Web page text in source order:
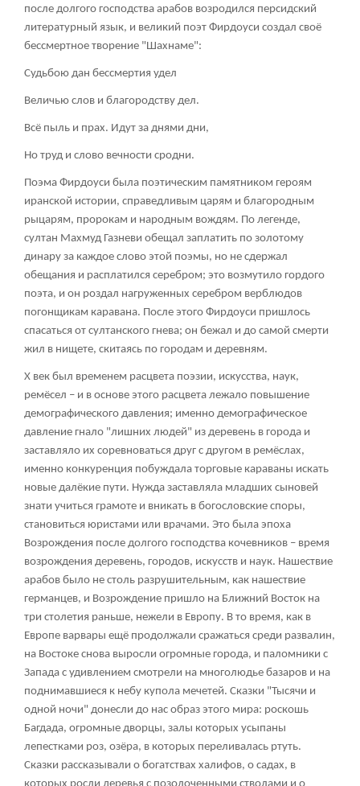
после долгого господства арабов возродился персидский
литературный язык, и великий поэт Фирдоуси создал своё
бессмертное творение "Шахнаме":
Судьбою дан бессмертия удел
Величью слов и благородству дел.
Всё пыль и прах. Идут за днями дни,
Но труд и слово вечности сродни.
Поэма Фирдоуси была поэтическим памятником героям
иранской истории, справедливым царям и благородным
рыцарям, пророкам и народным вождям. По легенде,
султан Махмуд Газневи обещал заплатить по золотому
динару за каждое слово этой поэмы, но не сдержал
обещания и расплатился серебром; это возмутило гордого
поэта, и он роздал нагруженных серебром верблюдов
погонщикам каравана. После этого Фирдоуси пришлось
спасаться от султанского гнева; он бежал и до самой смерти
жил в нищете, скитаясь по городам и деревням.
X век был временем расцвета поэзии, искусства, наук,
ремёсел – и в основе этого расцвета лежало повышение
демографического давления; именно демографическое
давление гнало "лишних людей" из деревень в города и
заставляло их соревноваться друг с другом в ремёслах,
именно конкуренция побуждала торговые караваны искать
новые далёкие пути. Нужда заставляла младших сыновей
знати учиться грамоте и вникать в богословские споры,
становиться юристами или врачами. Это была эпоха
Возрождения после долгого господства кочевников – время
возрождения деревень, городов, искусств и наук. Нашествие
арабов было не столь разрушительным, как нашествие
германцев, и Возрождение пришло на Ближний Восток на
три столетия раньше, нежели в Европу. В то время, как в
Европе варвары ещё продолжали сражаться среди развалин,
на Востоке снова выросли огромные города, и паломники с
Запада с удивлением смотрели на многолюдье базаров и на
поднимавшиеся к небу купола мечетей. Сказки "Тысячи и
одной ночи" донесли до нас образ этого мира: роскошь
Багдада, огромные дворцы, залы которых усыпаны
лепестками роз, озёра, в которых переливалась ртуть.
Сказки рассказывали о богатствах халифов, о садах, в
которых росли деревья с позолоченными стволами и о